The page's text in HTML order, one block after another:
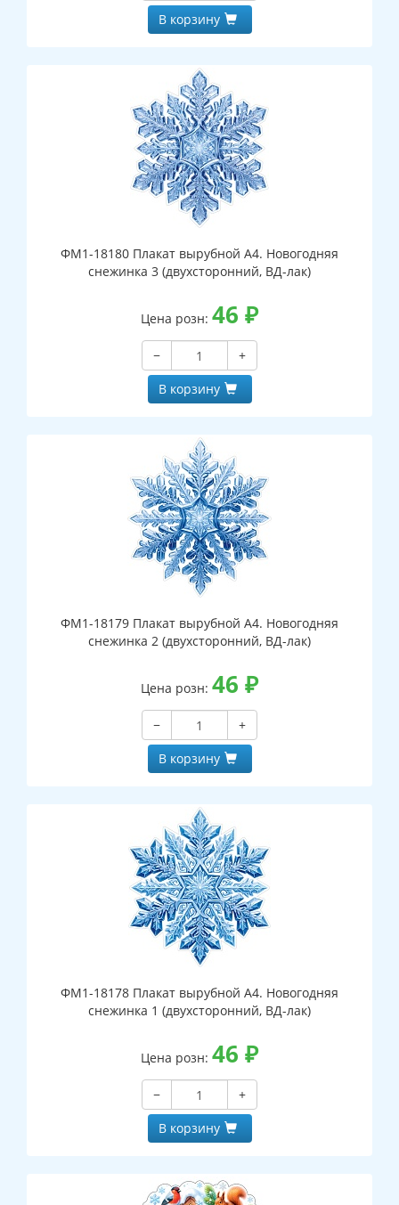
В корзину
ФМ1-18180 Плакат вырубной А4. Новогодняя
снежинка 3 (двухсторонний, ВД-лак)
Цена розн: 46 ₽
−
+
В корзину
ФМ1-18179 Плакат вырубной А4. Новогодняя
снежинка 2 (двухсторонний, ВД-лак)
Цена розн: 46 ₽
−
+
В корзину
ФМ1-18178 Плакат вырубной А4. Новогодняя
снежинка 1 (двухсторонний, ВД-лак)
Цена розн: 46 ₽
−
+
В корзину